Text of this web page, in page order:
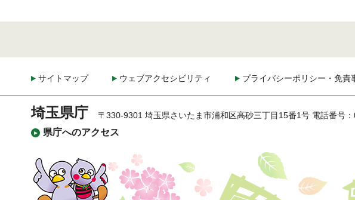
サイトマップ ウェブアクセシビリティ プライバシーポリシー・免責
埼玉県庁
県庁へのアクセス
〒330-9301 埼玉県さいたま市浦和区高砂三丁目15番1号 電話番号